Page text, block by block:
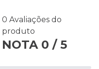
0 Avaliações do
produto
NOTA 0 / 5